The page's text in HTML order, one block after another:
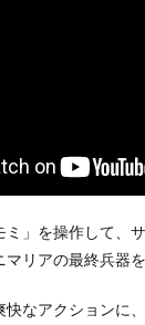
ミ」を操作して、
リアの最終兵器
なアクションに